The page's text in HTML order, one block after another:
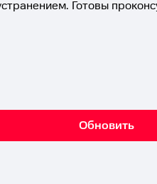
Готовы
Обновить